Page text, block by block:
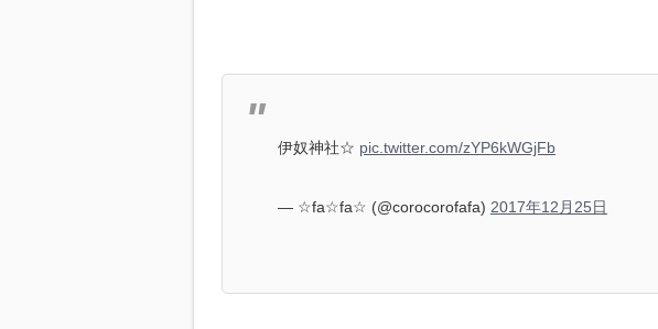
伊奴神社☆ pic.twitter.com/zYP6kWGjFb
— ☆fa☆fa☆ (@corocorofafa) 2017年12月25日